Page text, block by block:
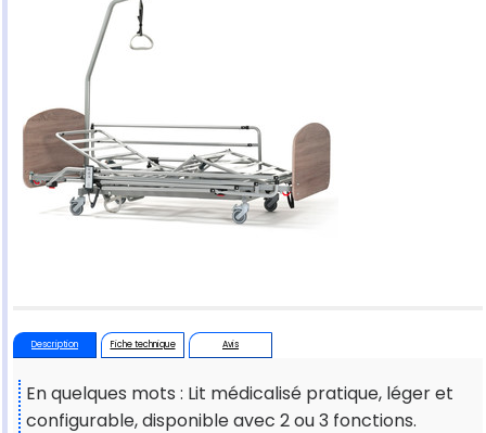
Description Fiche technique Avis
En quelques mots : Lit médicalisé pratique, léger et
configurable, disponible avec 2 ou 3 fonctions.